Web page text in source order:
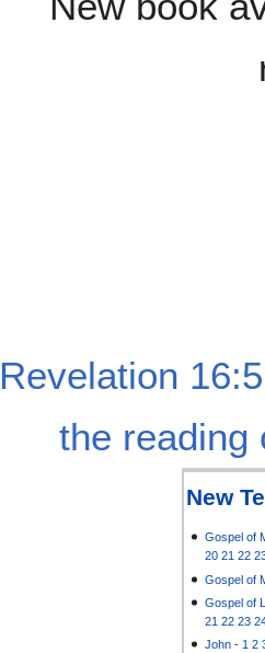
Revelation
the reading
New
Gospel of
20 21 22
Gospel of
Gospel of
21 22 23
John - 1 2